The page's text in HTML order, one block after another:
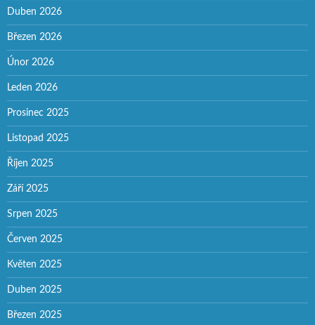
Duben 2026
Březen 2026
Únor 2026
Leden 2026
Prosinec 2025
Listopad 2025
Říjen 2025
Září 2025
Srpen 2025
Červen 2025
Květen 2025
Duben 2025
Březen 2025